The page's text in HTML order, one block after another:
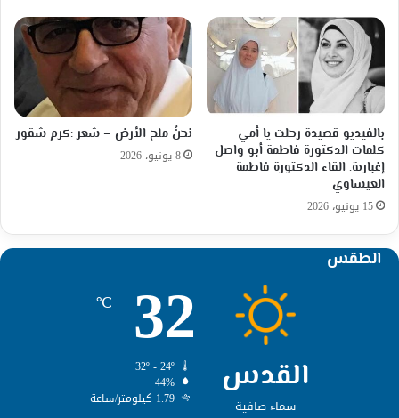
بالفيديو قصيدة رحلت يا أمي
كلمات الدكتورة فاطمة أبو واصل
إغبارية. القاء الدكتورة فاطمة
العيساوي
15 يونيو، 2026
نحنُ ملح الأرض – شعر :كرم شقور
8 يونيو، 2026
الطقس
القدس
سماء صافية
32
℃
44%
1.79 كيلومتر/ساعة